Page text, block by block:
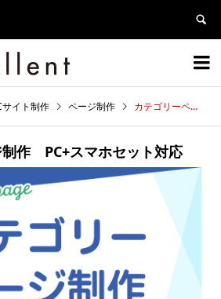


サイト制作 ページ制作 カテゴリーページ制作 PC+スマホセット対応
作 PC+スマホセット対応